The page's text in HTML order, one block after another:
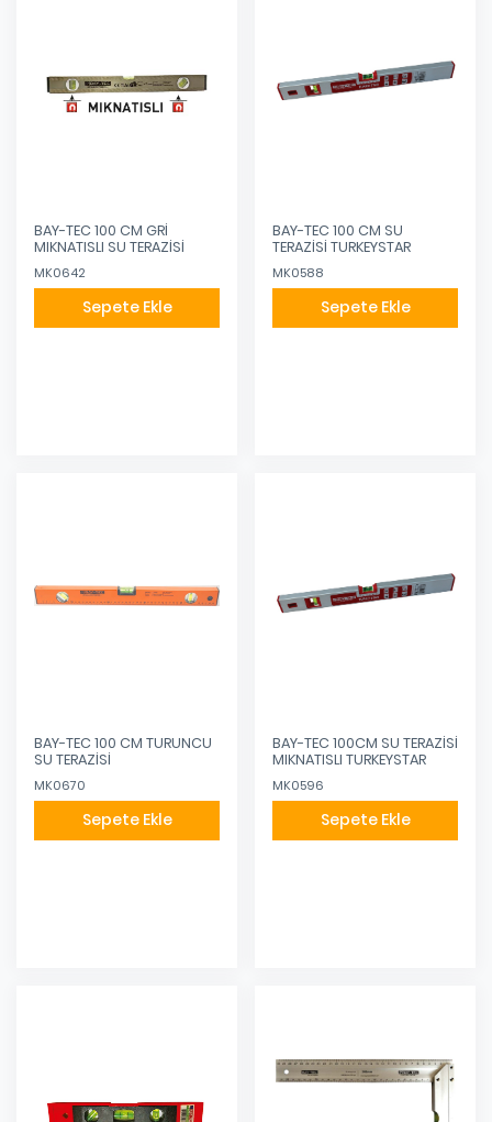
BAY-TEC 100 CM GRİ
MIKNATISLI SU TERAZİSİ
MK0642
Sepete Ekle
BAY-TEC 100 CM SU
TERAZİSİ TURKEYSTAR
MK0588
Sepete Ekle
BAY-TEC 100 CM TURUNCU
SU TERAZİSİ
MK0670
Sepete Ekle
BAY-TEC 100CM SU TERAZİSİ
MIKNATISLI TURKEYSTAR
MK0596
Sepete Ekle